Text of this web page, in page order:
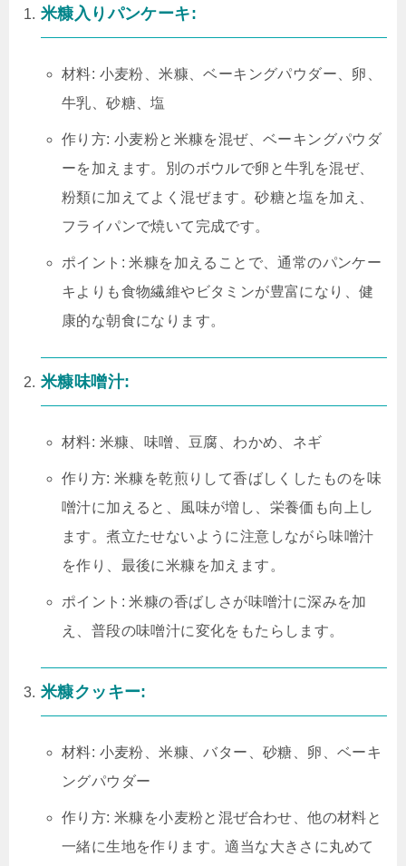
米糠入りパンケーキ:
材料: 小麦粉、米糠、ベーキングパウダー、卵、
牛乳、砂糖、塩
作り方: 小麦粉と米糠を混ぜ、ベーキングパウダ
ーを加えます。別のボウルで卵と牛乳を混ぜ、
粉類に加えてよく混ぜます。砂糖と塩を加え、
フライパンで焼いて完成です。
ポイント: 米糠を加えることで、通常のパンケー
キよりも食物繊維やビタミンが豊富になり、健
康的な朝食になります。
米糠味噌汁:
材料: 米糠、味噌、豆腐、わかめ、ネギ
作り方: 米糠を乾煎りして香ばしくしたものを味
噌汁に加えると、風味が増し、栄養価も向上し
ます。煮立たせないように注意しながら味噌汁
を作り、最後に米糠を加えます。
ポイント: 米糠の香ばしさが味噌汁に深みを加
え、普段の味噌汁に変化をもたらします。
米糠クッキー:
材料: 小麦粉、米糠、バター、砂糖、卵、ベーキ
ングパウダー
作り方: 米糠を小麦粉と混ぜ合わせ、他の材料と
一緒に生地を作ります。適当な大きさに丸めて